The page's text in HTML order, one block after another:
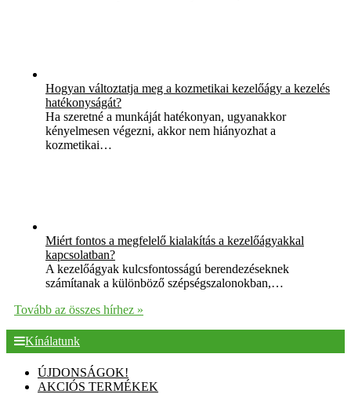
Hogyan változtatja meg a kozmetikai kezelőágy a kezelés
hatékonyságát?
Ha szeretné a munkáját hatékonyan, ugyanakkor
kényelmesen végezni, akkor nem hiányozhat a
kozmetikai…
Miért fontos a megfelelő kialakítás a kezelőágyakkal
kapcsolatban?
A kezelőágyak kulcsfontosságú berendezéseknek
számítanak a különböző szépségszalonokban,…
Tovább az összes hírhez »
Kínálatunk
ÚJDONSÁGOK!
AKCIÓS TERMÉKEK